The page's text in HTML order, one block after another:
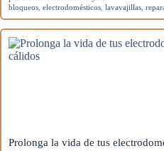
bloqueos electrodomésticos lavavajillas
Prolonga la vida de tus